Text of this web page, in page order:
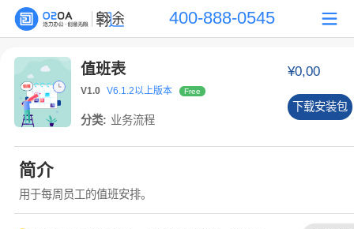
400-888-0545
值班表
V1.0 V6.1.2以上版本 Free
分类: 业务流程
¥0,00
下载安装包
简介
用于每周员工的值班安排。